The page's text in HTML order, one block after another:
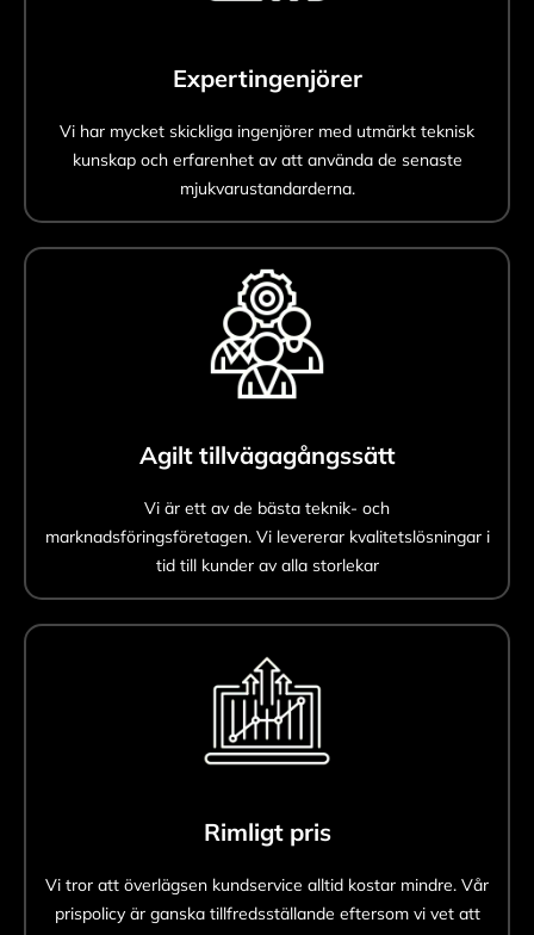
Expertingenjörer
Vi har mycket skickliga ingenjörer med utmärkt teknisk
kunskap och erfarenhet av att använda de senaste
mjukvarustandarderna.
Agilt tillvägagångssätt
Vi är ett av de bästa teknik- och
marknadsföringsföretagen. Vi levererar kvalitetslösningar i
tid till kunder av alla storlekar
Rimligt pris
Vi tror att överlägsen kundservice alltid kostar mindre. Vår
prispolicy är ganska tillfredsställande eftersom vi vet att